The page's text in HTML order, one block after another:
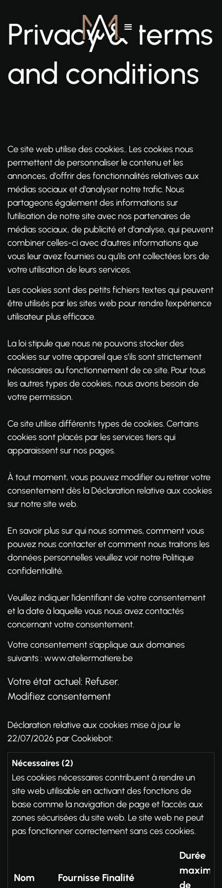
Privacy & terms
and conditions
Ce site web utilise des cookies.. Les cookies nous
permettent de personnaliser le contenu et les
annonces, d'offrir des fonctionnalités relatives aux
médias sociaux et d'analyser notre trafic. Nous
partageons également des informations sur
l'utilisation de notre site avec nos partenaires de
médias sociaux, de publicité et d'analyse, qui peuvent
combiner celles-ci avec d'autres informations que
vous leur avez fournies ou qu'ils ont collectées lors de
votre utilisation de leurs services.
Les cookies sont des petits fichiers textes qui peuvent
être utilisés par les sites web pour rendre l'expérience
utilisateur plus efficace.
La loi stipule que nous ne pouvons stocker des
cookies sur votre appareil que s’ils sont strictement
nécessaires au fonctionnement de ce site. Pour tous
les autres types de cookies, nous avons besoin de
votre permission.
Ce site utilise différents types de cookies. Certains
cookies sont placés par les services tiers qui
apparaissent sur nos pages.
À tout moment, vous pouvez modifier ou retirer votre
consentement dès la Déclaration relative aux cookies
sur notre site web.
En savoir plus sur qui nous sommes, comment vous
pouvez nous contacter et comment nous traitons les
données personnelles veuillez voir notre Politique
confidentialité.
Veuillez indiquer l'identifiant de votre consentement
et la date à laquelle vous nous avez contactés
concernant votre consentement.
Votre consentement s'applique aux domaines
suivants : www.ateliermatiere.be
Votre état ​​actuel: Refuser.
Modifiez consentement
Déclaration relative aux cookies mise à jour le
22/07/2026 parCookiebot:
Nécessaires (2)
Les cookies nécessaires contribuent à rendre un
site web utilisable en activant des fonctions de
base comme la navigation de page et l'accès aux
zones sécurisées du site web. Le site web ne peut
pas fonctionner correctement sans ces cookies.
Nom FournisseurFinalité
Durée
de